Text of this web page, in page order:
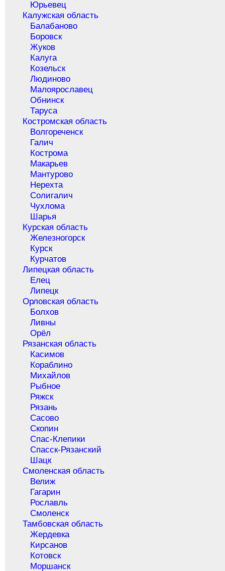
Юрьевец
Калужская область
Балабаново
Боровск
Жуков
Калуга
Козельск
Людиново
Малоярославец
Обнинск
Таруса
Костромская область
Волгореченск
Галич
Кострома
Макарьев
Мантурово
Нерехта
Солигалич
Чухлома
Шарья
Курская область
Железногорск
Курск
Курчатов
Липецкая область
Елец
Липецк
Орловская область
Болхов
Ливны
Орёл
Рязанская область
Касимов
Кораблино
Михайлов
Рыбное
Ряжск
Рязань
Сасово
Скопин
Спас-Клепики
Спасск-Рязанский
Шацк
Смоленская область
Велиж
Гагарин
Рославль
Смоленск
Тамбовская область
Жердевка
Кирсанов
Котовск
Моршанск